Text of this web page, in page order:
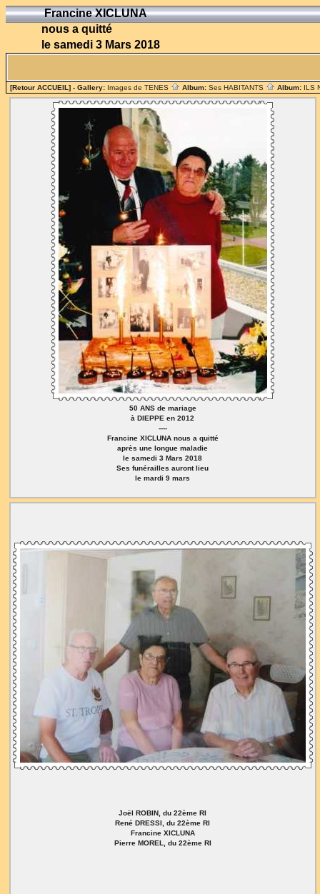
Francine XICLUNA
nous a quitté
le samedi 3 Mars 2018
[Retour ACCUEIL] - Gallery: Images de TENES Album: Ses HABITANTS Album: ILS
50 ANS de mariage
à DIEPPE en 2012
----
Francine XICLUNA nous a quitté
après une longue maladie
le samedi 3 Mars 2018
Ses funérailles auront lieu
le mardi 9 mars
Joël ROBIN, du 22ème RI
René DRESSI, du 22ème RI
Francine XICLUNA
Pierre MOREL, du 22ème RI